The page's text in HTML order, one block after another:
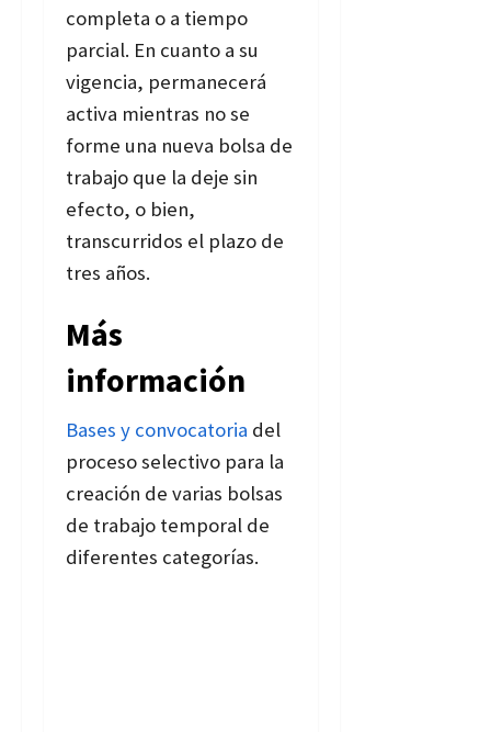
completa o a tiempo
parcial. En cuanto a su
vigencia, permanecerá
activa mientras no se
forme una nueva bolsa de
trabajo que la deje sin
efecto, o bien,
transcurridos el plazo de
tres años.
Más
información
Bases y convocatoria del
proceso selectivo para la
creación de varias bolsas
de trabajo temporal de
diferentes categorías.